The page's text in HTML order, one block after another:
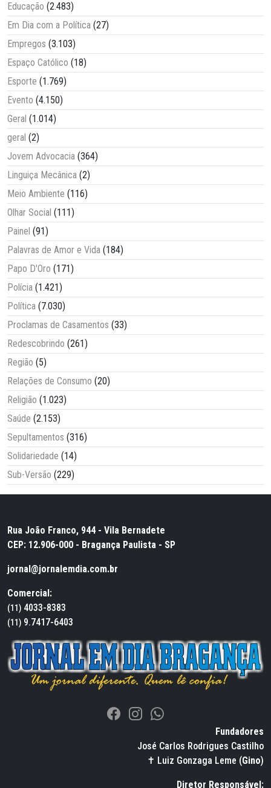
Educação (2.483)
Em Dia com a Política (27)
Empregos (3.103)
Espaço Católico (18)
Esporte (1.769)
Evento (4.150)
Geral (1.014)
geral (2)
Jovem Advocacia (364)
Linguiça Mecânica (2)
Meio Ambiente (116)
Olhar Social (111)
Painel (91)
Palavras de Amor e Vida (184)
Papo D'Oro (171)
Polícia (1.421)
Política (7.030)
Proclamas de Casamentos (33)
Redescobrindo (261)
Região (5)
Relações de Consumo (20)
Religião (1.023)
Saúde (2.153)
Sepultamentos (316)
Solidariedade (14)
Sub-Versão (229)
Rua João Franco, 944 - Vila Bernadete
CEP: 12.906-000 - Bragança Paulista - SP
jornal@jornalemdia.com.br
Comercial:
(11) 4033-8383
(11) 9.7417-6403
Fundadores
José Carlos Rodrigues Castilho
✝ Luiz Gonzaga Leme (Gino)
Diretor Responsável: